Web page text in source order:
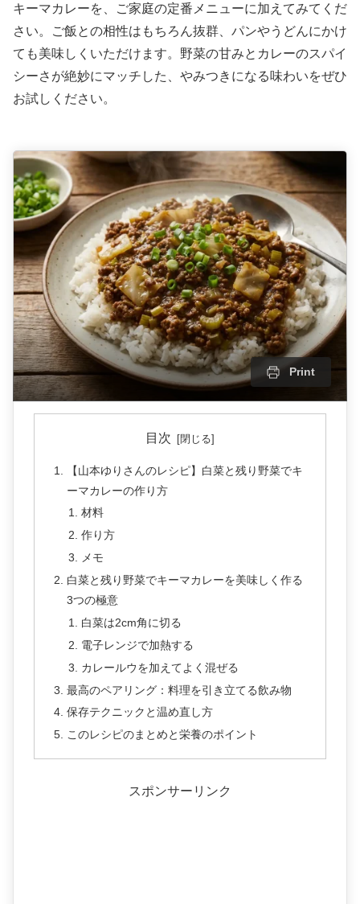
キーマカレーを、ご家庭の定番メニューに加えてみてくだ
さい。ご飯との相性はもちろん抜群、パンやうどんにかけ
ても美味しくいただけます。野菜の甘みとカレーのスパイ
シーさが絶妙にマッチした、やみつきになる味わいをぜひ
お試しください。
Print
目次
【山本ゆりさんのレシピ】白菜と残り野菜でキ
ーマカレーの作り方
材料
作り方
メモ
白菜と残り野菜でキーマカレーを美味しく作る
3つの極意
白菜は2cm角に切る
電子レンジで加熱する
カレールウを加えてよく混ぜる
最高のペアリング：料理を引き立てる飲み物
保存テクニックと温め直し方
このレシピのまとめと栄養のポイント
スポンサーリンク